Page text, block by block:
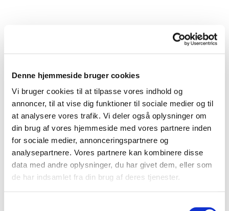
Denne hjemmeside bruger cookies
Vi bruger cookies til at tilpasse vores indhold og
annoncer, til at vise dig funktioner til sociale medier og til
at analysere vores trafik. Vi deler også oplysninger om
din brug af vores hjemmeside med vores partnere inden
for sociale medier, annonceringspartnere og
analysepartnere. Vores partnere kan kombinere disse
data med andre oplysninger, du har givet dem, eller som
de har indsamlet fra din brug af deres tjenester.
Du vil måske også kunne lide...